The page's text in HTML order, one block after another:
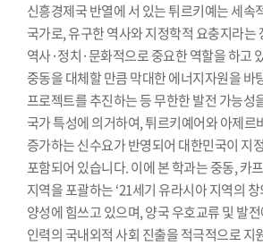
신흥경제국 반열에 서 있는 튀르키예는 세속
국가로, 유구한 역사와 지정학적 요충지라는
역사·정치·문화적으로 중요한 역할을 하고
중동을 대체할 만큼 막대한 에너지자원을 바
프로젝트를 추진하는 등 무한한 발전 가능성
국가 특성에 의거하여, 튀르키예어와 아제
증가하는 신수요가 반영되어 대한민국이 지
포함되어 있습니다. 이에 본 학과는 중동, 카
지역을 포괄하는 ‘21세기 유라시아 지역의
양성에 힘쓰고 있으며, 양국 우호교류 및 발
인력의 국내외적 사회 진출을 적극적으로 지